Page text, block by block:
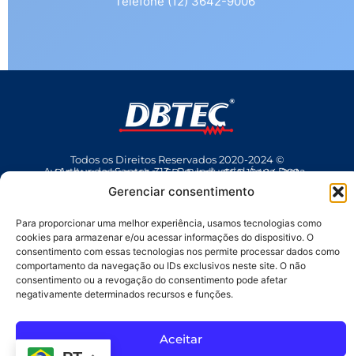
Gerenciar consentimento
Para proporcionar uma melhor experiência, usamos tecnologias como
cookies para armazenar e/ou acessar informações do dispositivo. O
consentimento com essas tecnologias nos permite processar dados como
comportamento da navegação ou IDs exclusivos neste site. O não
consentimento ou a revogação do consentimento pode afetar
negativamente determinados recursos e funções.
Aceitar
Todos os Direitos Reservados 2020-2024 ©
Av Arthur dos Santos, 313 • Pq. Industrial Água Preta • Pindamonhangaba • SP • Brasil • CEP 12404-289
(12) 3642 9006
• dbtec@dbtec.com.br